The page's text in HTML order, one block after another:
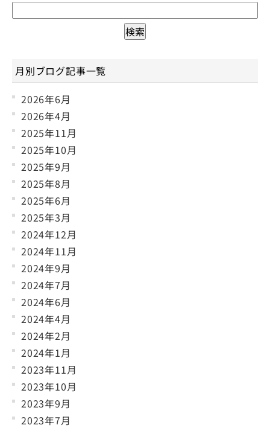
月別ブログ記事一覧
2026年6月
2026年4月
2025年11月
2025年10月
2025年9月
2025年8月
2025年6月
2025年3月
2024年12月
2024年11月
2024年9月
2024年7月
2024年6月
2024年4月
2024年2月
2024年1月
2023年11月
2023年10月
2023年9月
2023年7月